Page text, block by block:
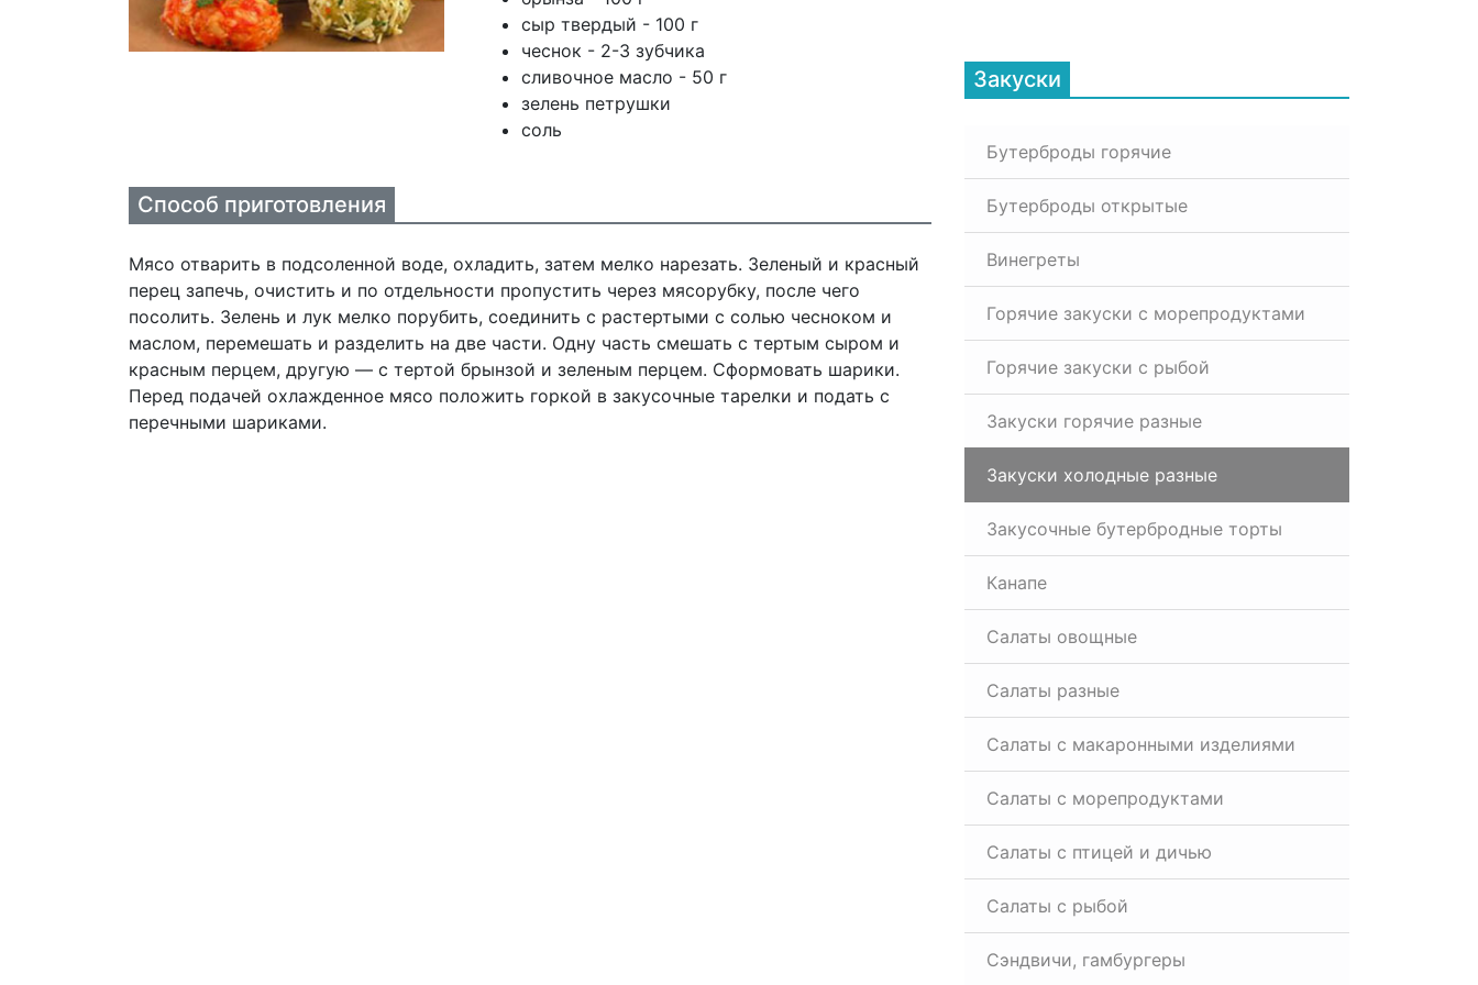
сыр твердый - 100 г
чеснок - 2-3 зубчика
сливочное масло - 50 г
зелень петрушки
соль
Способ приготовления
Мясо отварить в подсоленной воде, охладить, затем мелко нарезать. Зеленый и красный
перец запечь, очистить и по отдельности пропустить через мясорубку, после чего
посолить. Зелень и лук мелко порубить, соединить с растертыми с солью чесноком и
маслом, перемешать и разделить на две части. Одну часть смешать с тертым сыром и
красным перцем, другую — с тертой брынзой и зеленым перцем. Сформовать шарики.
Перед подачей охлажденное мясо положить горкой в закусочные тарелки и подать с
перечными шариками.
Закуски
Бутерброды горячие
Бутерброды открытые
Винегреты
Горячие закуски с морепродуктами
Горячие закуски с рыбой
Закуски горячие разные
Закуски холодные разные
Закусочные бутербродные торты
Канапе
Салаты овощные
Салаты разные
Салаты с макаронными изделиями
Салаты с морепродуктами
Салаты с птицей и дичью
Салаты с рыбой
Сэндвичи, гамбургеры